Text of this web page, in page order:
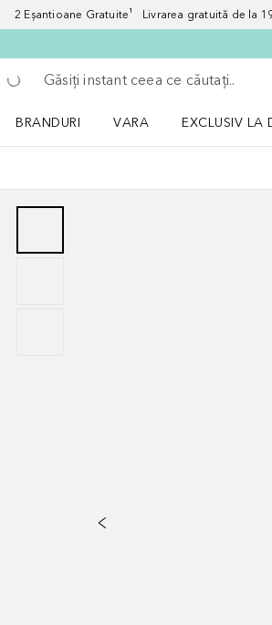
2 Eșantioane Gratuite¹ Livrarea gratuită de la
Înapoi
Executați căutarea
BRANDURI
VARA
EXCLUSIV LA